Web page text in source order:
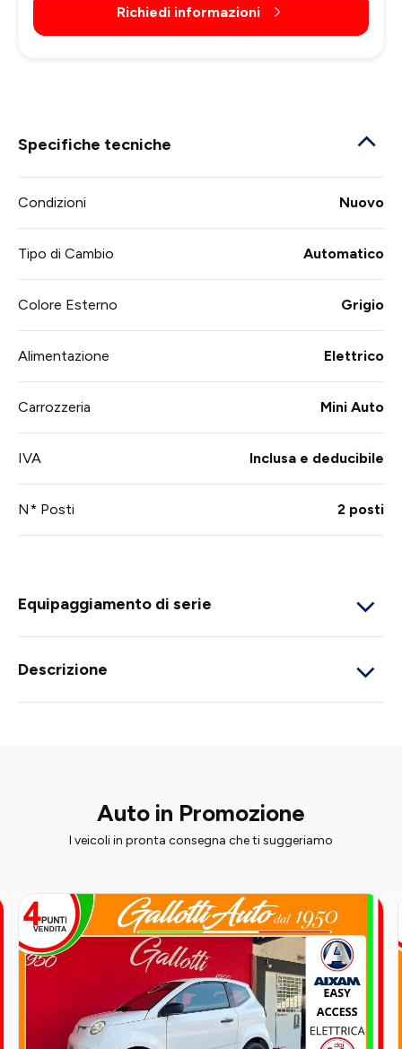
Richiedi informazioni
Specifiche tecniche
Condizioni Nuovo
Tipo di Cambio Automatico
Colore Esterno Grigio
Alimentazione Elettrico
Carrozzeria Mini Auto
IVA Inclusa e deducibile
N* Posti 2 posti
Equipaggiamento di serie
Descrizione
Auto in Promozione
I veicoli in pronta consegna che ti suggeriamo